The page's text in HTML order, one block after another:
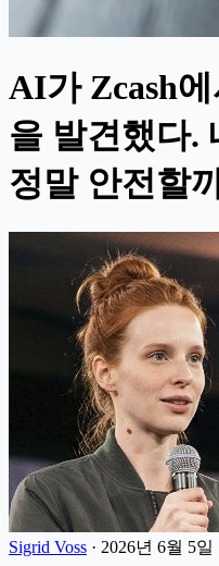
AI가 Zcash
을 발견했다.
정말 안전할
Sigrid Voss · 2026년 6월 5일